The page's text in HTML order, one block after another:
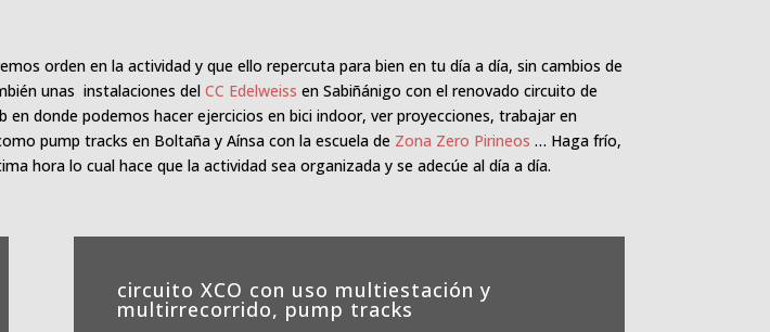
orden en la actividad y que ello repercuta para bien en tu día a día, sin cambios de
unas instalaciones delCC Edelweiss en Sabiñánigo con el renovado circuito de
en donde podemos hacer ejercicios en bici indoor, ver proyecciones, trabajar en
pump tracks en Boltaña y Aínsa con la escuela de Zona Zero Pirineos … Haga frío,
hora lo cual hace que la actividad sea organizada y se adecúe al día a día.
circuito XCO con uso multiestación y
multirrecorrido, pump tracks